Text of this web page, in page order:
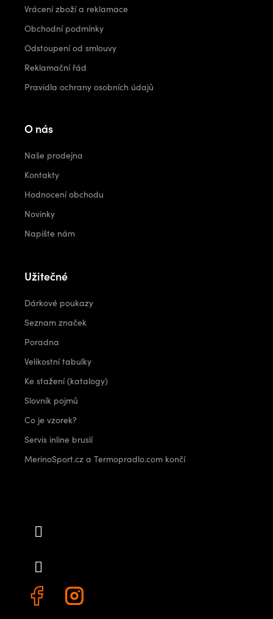
Vrácení zboží a reklamace
Obchodní podmínky
Odstoupení od smlouvy
Reklamační řád
Pravidla ochrany osobních údajů
O nás
Naše prodejna
Kontakty
Hodnocení obchodu
Novinky
Napište nám
Užitečné
Dárkové poukazy
Seznam značek
Poradna
Velikostní tabulky
Ke stažení (katalogy)
Slovník pojmů
Co je vzorek?
Servis inline bruslí
MerinoSport.cz a Termopradlo.com končí